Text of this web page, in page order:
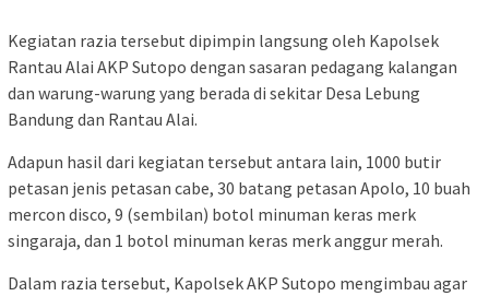
Kegiatan razia tersebut dipimpin langsung oleh Kapolsek
Rantau Alai AKP Sutopo dengan sasaran pedagang kalangan
dan warung-warung yang berada di sekitar Desa Lebung
Bandung dan Rantau Alai.
Adapun hasil dari kegiatan tersebut antara lain, 1000 butir
petasan jenis petasan cabe, 30 batang petasan Apolo, 10 buah
mercon disco, 9 (sembilan) botol minuman keras merk
singaraja, dan 1 botol minuman keras merk anggur merah.
Dalam razia tersebut, Kapolsek AKP Sutopo mengimbau agar